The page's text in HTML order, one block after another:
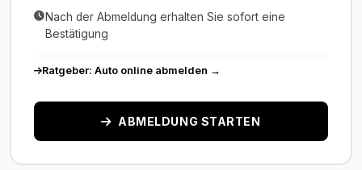
Nach der Abmeldung erhalten Sie sofort eine
Bestätigung
Ratgeber: Auto online abmelden →
ABMELDUNG STARTEN